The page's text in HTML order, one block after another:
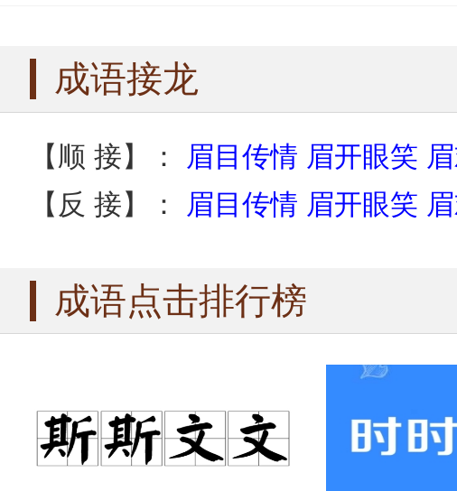
成语接龙
【顺 接】： 眉目传情 眉开眼笑
【反 接】：
眉目传情 眉开眼笑
成语点击排行榜